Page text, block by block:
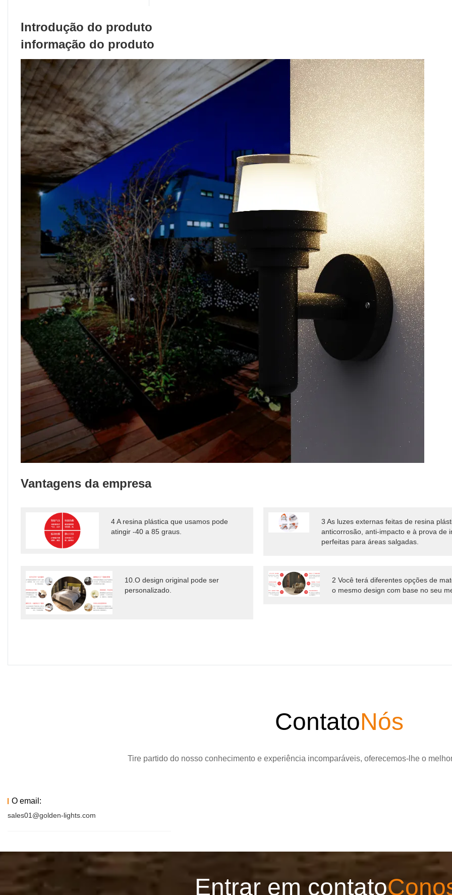
Introdução do produto
informação do produto
Vantagens da empresa
4 A resina plástica que usamos pode
atingir -40 a 85 graus.
3 As luzes externas feitas de resina
anticorrosão, anti-impacto e à prova de
perfeitas para áreas salgadas.
10.O design original pode ser
personalizado.
2 Você terá diferentes opções de
o mesmo design com base no seu
ContatoNós
Tire partido do nosso conhecimento e experiência incomparáveis, oferecemos-lhe o
O email:
sales01@golden-lights.com
Entrar em contato